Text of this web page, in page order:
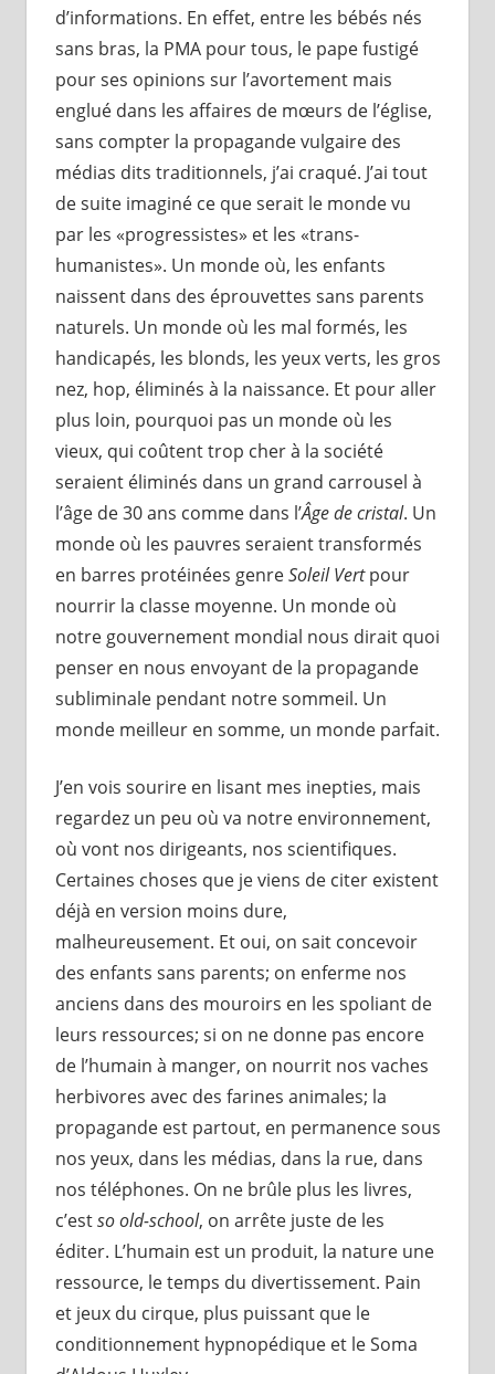
d’informations. En effet, entre les bébés nés
sans bras, la PMA pour tous, le pape fustigé
pour ses opinions sur l’avortement mais
englué dans les affaires de mœurs de l’église,
sans compter la propagande vulgaire des
médias dits traditionnels, j’ai craqué. J’ai tout
de suite imaginé ce que serait le monde vu
par les «progressistes» et les «trans-
humanistes». Un monde où, les enfants
naissent dans des éprouvettes sans parents
naturels. Un monde où les mal formés, les
handicapés, les blonds, les yeux verts, les gros
nez, hop, éliminés à la naissance. Et pour aller
plus loin, pourquoi pas un monde où les
vieux, qui coûtent trop cher à la société
seraient éliminés dans un grand carrousel à
l’âge de 30 ans comme dans l’Âge de cristal. Un
monde où les pauvres seraient transformés
en barres protéinées genreSoleil Vertpour
nourrir la classe moyenne. Un monde où
notre gouvernement mondial nous dirait quoi
penser en nous envoyant de la propagande
subliminale pendant notre sommeil. Un
monde meilleur en somme, un monde parfait.
J’en vois sourire en lisant mes inepties, mais
regardez un peu où va notre environnement,
où vont nos dirigeants, nos scientifiques.
Certaines choses que je viens de citer existent
déjà en version moins dure,
malheureusement. Et oui, on sait concevoir
des enfants sans parents; on enferme nos
anciens dans des mouroirs en les spoliant de
leurs ressources; si on ne donne pas encore
de l’humain à manger, on nourrit nos vaches
herbivores avec des farines animales; la
propagande est partout, en permanence sous
nos yeux, dans les médias, dans la rue, dans
nos téléphones. On ne brûle plus les livres,
c’estso old-school, on arrête juste de les
éditer. L’humain est un produit, la nature une
ressource, le temps du divertissement. Pain
et jeux du cirque, plus puissant que le
conditionnement hypnopédique et le Soma